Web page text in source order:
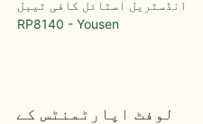
لوفٹ اپارٹمنٹس کے